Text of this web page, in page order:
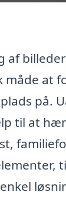
af
måde at
på.
til at